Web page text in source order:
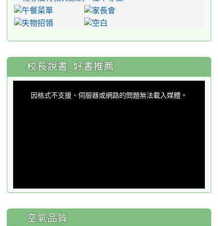
:::
校長說書_好書推薦
因格式不支援、伺服器或網路的問題無法載入媒體。
空氣品質